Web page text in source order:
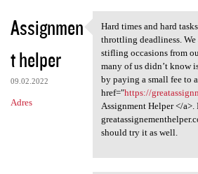
Assignmen
t helper
09.02.2022
Adres
Hard times and
Hard times and hard
throttling deadliness. We
stifling occasions from
many of us didn’t know
by paying a small fee to
href="https://
Assignment Helper </
should try it as well.